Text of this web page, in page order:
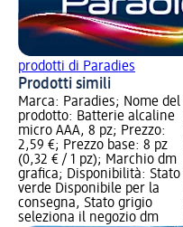
prodotti di Paradies
Prodotti simili
Marca: Paradies; Nome del
prodotto: Batterie alcaline
micro AAA, 8 pz; Prezzo:
2,59 €; Prezzo base: 8 pz
(0,32 € / 1 pz); Marchio dm
grafica; Disponibilità: Stato
verde Disponibile per la
consegna, Stato grigio
seleziona il negozio dm